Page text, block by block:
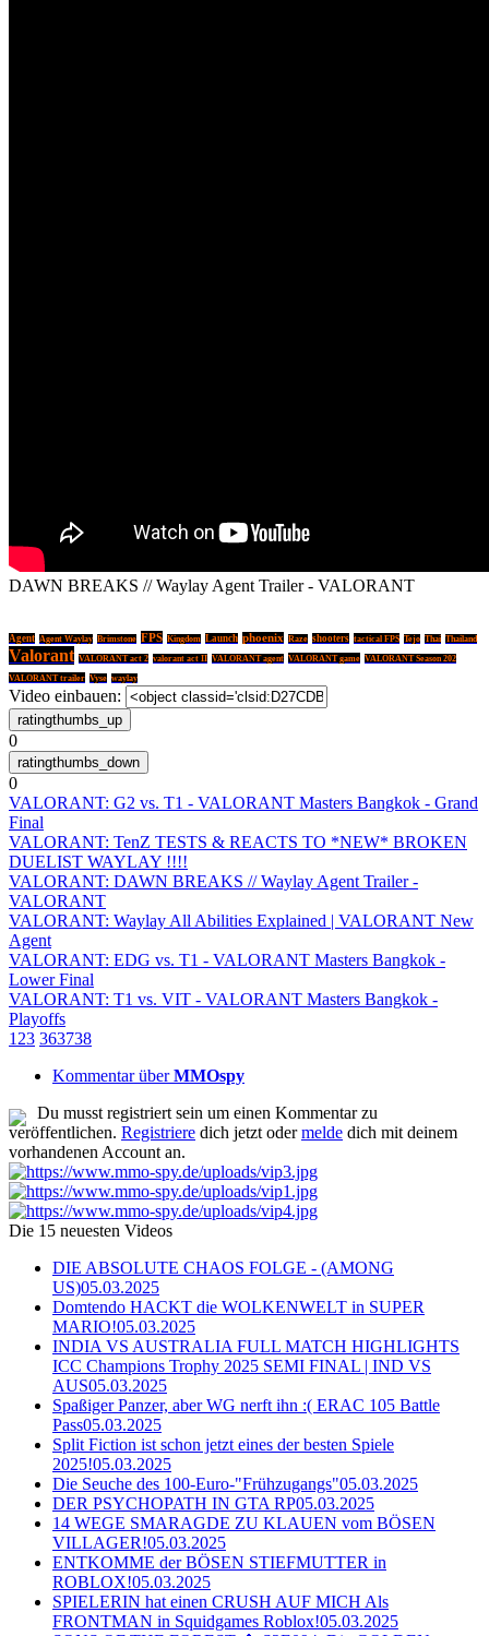
DAWN BREAKS // Waylay Agent Trailer - VALORANT
Agent Agent Waylay Brimstone FPS Kingdom Launch phoenix Raze shooters tactical FPS Tejo Thai Thailand
Valorant VALORANT act 2 valorant act II VALORANT agent VALORANT game VALORANT Season 202
VALORANT trailer Vyse waylay
Video einbauen:
0
0
VALORANT: G2 vs. T1 - VALORANT Masters Bangkok - Grand
Final
VALORANT: TenZ TESTS & REACTS TO *NEW* BROKEN
DUELIST WAYLAY !!!!
VALORANT: DAWN BREAKS // Waylay Agent Trailer -
VALORANT
VALORANT: Waylay All Abilities Explained | VALORANT New
Agent
VALORANT: EDG vs. T1 - VALORANT Masters Bangkok -
Lower Final
VALORANT: T1 vs. VIT - VALORANT Masters Bangkok -
Playoffs
1 23 363738
Kommentar überMMOspy
Du musst registriert sein um einen Kommentar zu
veröffentlichen. Registriere dich jetzt odermelde dich mit deinem
vorhandenen Account an.
Die 15 neuesten Videos
DIE ABSOLUTE CHAOS FOLGE - (AMONG
US)05.03.2025
Domtendo HACKT die WOLKENWELT in SUPER
MARIO!05.03.2025
INDIA VS AUSTRALIA FULL MATCH HIGHLIGHTS
ICC Champions Trophy 2025 SEMI FINAL | IND VS
AUS05.03.2025
Spaßiger Panzer, aber WG nerft ihn :( ERAC 105 Battle
Pass05.03.2025
Split Fiction ist schon jetzt eines der besten Spiele
2025!05.03.2025
Die Seuche des 100-Euro-"Frühzugangs"05.03.2025
DER PSYCHOPATH IN GTA RP05.03.2025
14 WEGE SMARAGDE ZU KLAUEN vom BÖSEN
VILLAGER!05.03.2025
ENTKOMME der BÖSEN STIEFMUTTER in
ROBLOX!05.03.2025
SPIELERIN hat einen CRUSH AUF MICH Als
FRONTMAN in Squidgames Roblox!05.03.2025